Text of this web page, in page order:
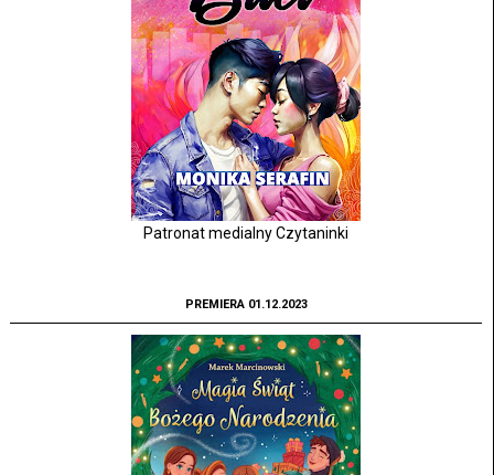
Patronat medialny Czytaninki
PREMIERA 01.12.2023